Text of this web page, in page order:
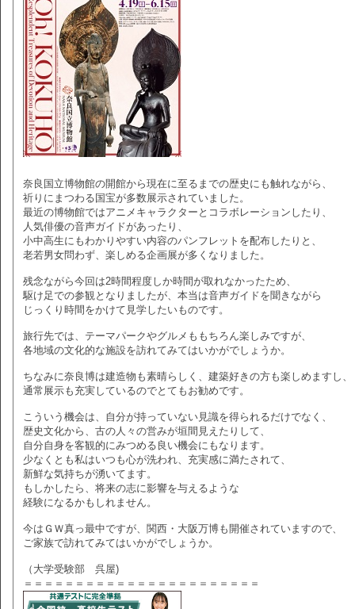
奈良国立博物館の開館から現在に至るまでの歴史にも触れながら、
祈りにまつわる国宝が多数展示されていました。
最近の博物館ではアニメキャラクターとコラボレーションしたり、
人気俳優の音声ガイドがあったり、
小中高生にもわかりやすい内容のパンフレットを配布したりと、
老若男女問わず、楽しめる企画展が多くなりました。
残念ながら今回は2時間程度しか時間が取れなかったため、
駆け足での参観となりましたが、本当は音声ガイドを聞きながら
じっくり時間をかけて見学したいものです。
旅行先では、テーマパークやグルメももちろん楽しみですが、
各地域の文化的な施設を訪れてみてはいかがでしょうか。
ちなみに奈良博は建造物も素晴らしく、建築好きの方も楽しめますし、
通常展示も充実しているのでとてもお勧めです。
こういう機会は、自分が持っていない見識を得られるだけでなく、
歴史文化から、古の人々の営みが垣間見えたりして、
自分自身を客観的にみつめる良い機会にもなります。
少なくとも私はいつも心が洗われ、充実感に満たされて、
新鮮な気持ちが湧いてます。
もしかしたら、将来の志に影響を与えるような
経験になるかもしれません。
今はＧＷ真っ最中ですが、関西・大阪万博も開催されていますので、
ご家族で訪れてみてはいかがでしょうか。
（大学受験部 呉屋)
＝＝＝＝＝＝＝＝＝＝＝＝＝＝＝＝＝＝＝＝＝＝＝